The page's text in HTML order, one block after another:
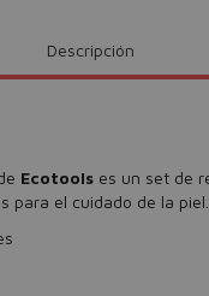
Descripción
Ecotools es un set de
para el cuidado de la piel.